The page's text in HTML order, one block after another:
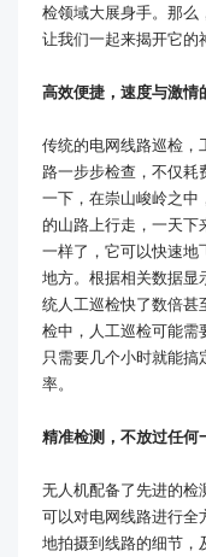
检领域大展身手。那么
让我们一起来揭开它的
高效便捷，速度与激情
传统的电网线路巡检，
路一步步检查，不仅
一下，在崇山峻岭之中
的山路上行走，一天
一样了，它可以快速地
地方。根据相关数据显
统人工巡检快了数倍甚
检中，人工巡检可能需
只需要几个小时就能
率。
精准检测，不放过任何
无人机配备了先进的检
可以对电网线路进行全
地拍摄到线路的细节，